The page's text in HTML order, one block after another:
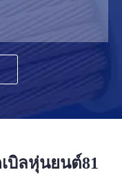
บิลหุ่นยนต์81